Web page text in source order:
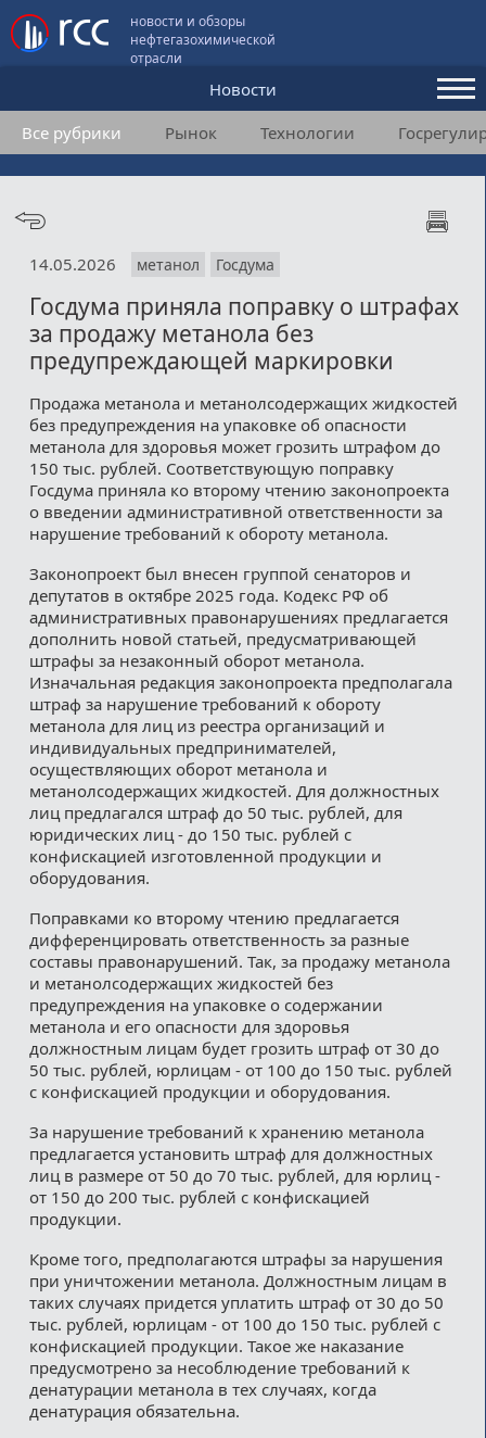
новости и обзоры
нефтегазохимической
отрасли
Новости
Аналитика и мнения
Конференции
Подписка
Пользовательское соглашение
Медиакит
Контакты
Все рубрики Рынок Технологии
14.05.2026 метанол Госдума
Госдума приняла поправку о штрафах
за продажу метанола без
предупреждающей маркировки
Продажа метанола и метанолсодержащих жидкостей
без предупреждения на упаковке об опасности
метанола для здоровья может грозить штрафом до
150 тыс. рублей. Соответствующую поправку
Госдума приняла ко второму чтению законопроекта
о введении административной ответственности за
нарушение требований к обороту метанола.
Законопроект был внесен группой сенаторов и
депутатов в октябре 2025 года. Кодекс РФ об
административных правонарушениях предлагается
дополнить новой статьей, предусматривающей
штрафы за незаконный оборот метанола.
Изначальная редакция законопроекта предполагала
штраф за нарушение требований к обороту
метанола для лиц из реестра организаций и
индивидуальных предпринимателей,
осуществляющих оборот метанола и
метанолсодержащих жидкостей. Для должностных
лиц предлагался штраф до 50 тыс. рублей, для
юридических лиц - до 150 тыс. рублей с
конфискацией изготовленной продукции и
оборудования.
Поправками ко второму чтению предлагается
дифференцировать ответственность за разные
составы правонарушений. Так, за продажу метанола
и метанолсодержащих жидкостей без
предупреждения на упаковке о содержании
метанола и его опасности для здоровья
должностным лицам будет грозить штраф от 30 до
50 тыс. рублей, юрлицам - от 100 до 150 тыс. рублей
с конфискацией продукции и оборудования.
За нарушение требований к хранению метанола
предлагается установить штраф для должностных
лиц в размере от 50 до 70 тыс. рублей, для юрлиц -
от 150 до 200 тыс. рублей с конфискацией
продукции.
Кроме того, предполагаются штрафы за нарушения
при уничтожении метанола. Должностным лицам в
таких случаях придется уплатить штраф от 30 до 50
тыс. рублей, юрлицам - от 100 до 150 тыс. рублей с
конфискацией продукции. Такое же наказание
предусмотрено за несоблюдение требований к
денатурации метанола в тех случаях, когда
денатурация обязательна.